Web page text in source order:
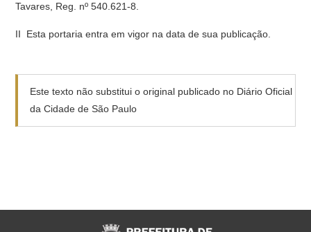
Tavares, Reg. nº 540.621-8.
II  Esta portaria entra em vigor na data de sua publicação.
Este texto não substitui o original publicado no Diário Oficial
da Cidade de São Paulo